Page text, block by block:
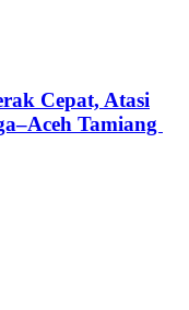
Cepat, Atasi
Tamiang